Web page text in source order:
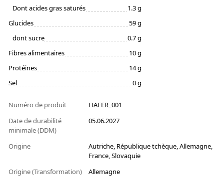
Dont acides gras saturés
1.3 g
Glucides
59 g
dont sucre
0.7 g
Fibres alimentaires
10 g
Protéines
14 g
Sel
0 g
Numéro de produit
HAFER_001
Date de durabilité
minimale (DDM)
05.06.2027
Origine
Autriche, République tchèque, Allemagne,
France, Slovaquie
Origine (Transformation)
Allemagne